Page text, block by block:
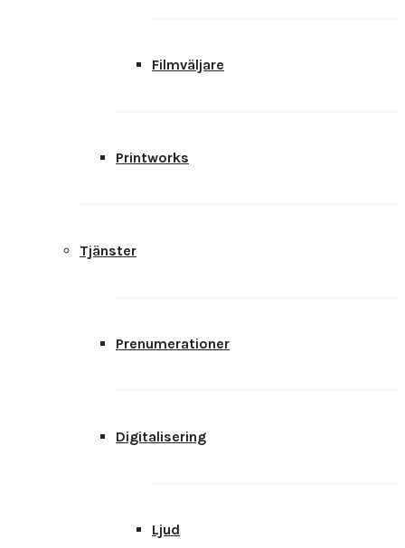
Filmväljare
Printworks
Tjänster
Prenumerationer
Digitalisering
Ljud